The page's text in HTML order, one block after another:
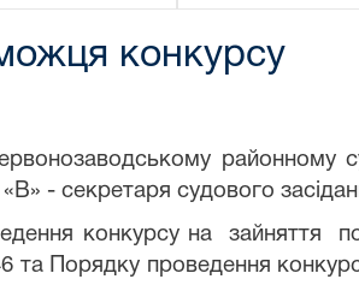
конкурсу
«В» - секретаря судового
конкурсу на зайняття
та
Порядку проведення